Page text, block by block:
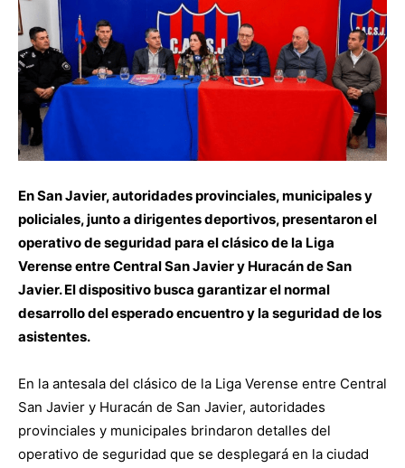
En San Javier, autoridades provinciales, municipales y
policiales, junto a dirigentes deportivos, presentaron el
operativo de seguridad para el clásico de la Liga
Verense entre Central San Javier y Huracán de San
Javier. El dispositivo busca garantizar el normal
desarrollo del esperado encuentro y la seguridad de los
asistentes.
En la antesala del clásico de la Liga Verense entre Central
San Javier y Huracán de San Javier, autoridades
provinciales y municipales brindaron detalles del
operativo de seguridad que se desplegará en la ciudad